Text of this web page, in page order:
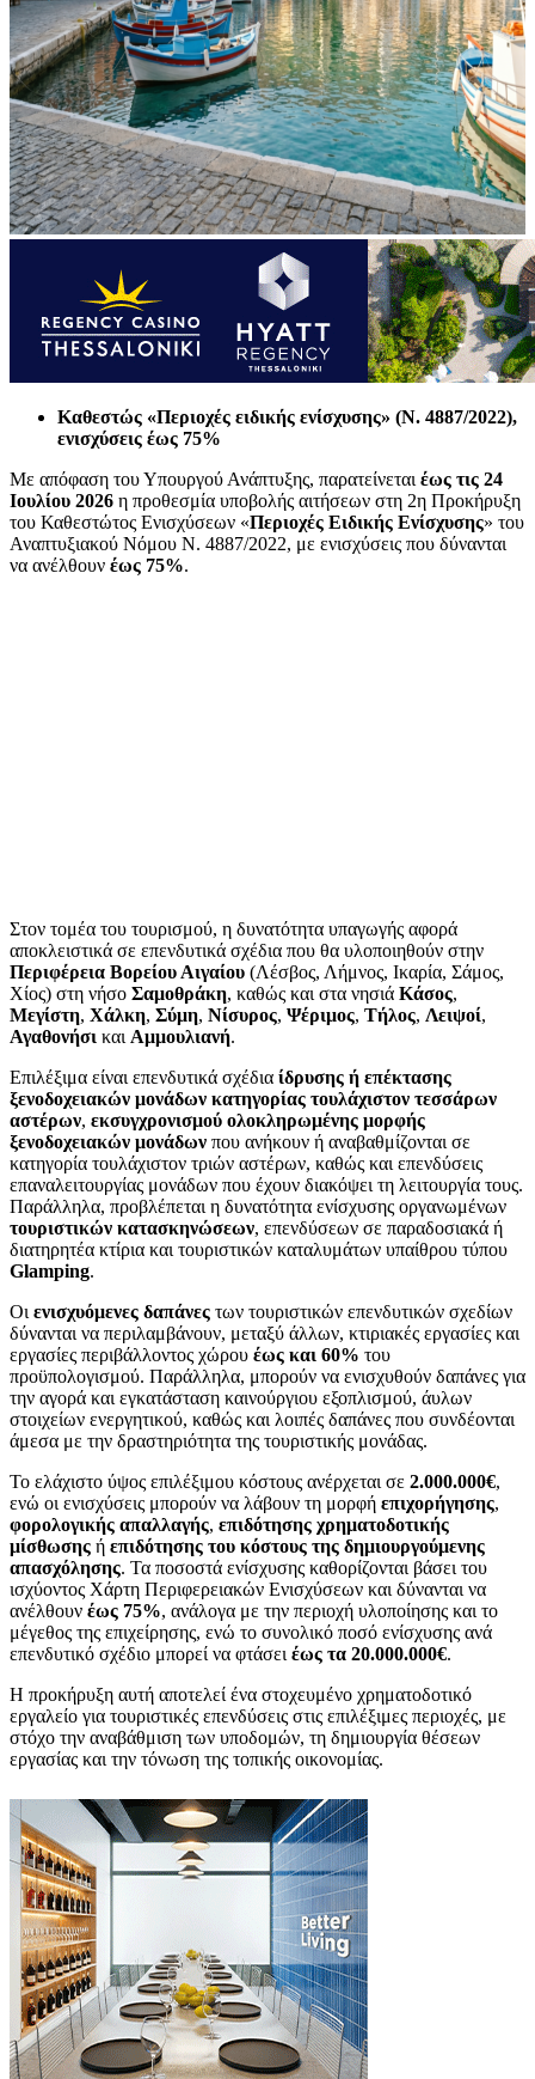
Καθεστώς «Περιοχές ειδικής ενίσχυσης» (Ν. 4887/2022),
ενισχύσεις έως 75%
Με απόφαση του Υπουργού Ανάπτυξης, παρατείνεται έως τις 24
Ιουλίου 2026 η προθεσμία υποβολής αιτήσεων στη 2η Προκήρυξη
του Καθεστώτος Ενισχύσεων «Περιοχές Ειδικής Ενίσχυσης» του
Αναπτυξιακού Νόμου Ν. 4887/2022, με ενισχύσεις που δύνανται
να ανέλθουν έως 75%.
Στον τομέα του τουρισμού, η δυνατότητα υπαγωγής αφορά
αποκλειστικά σε επενδυτικά σχέδια που θα υλοποιηθούν στην
Περιφέρεια Βορείου Αιγαίου (Λέσβος, Λήμνος, Ικαρία, Σάμος,
Χίος) στη νήσο Σαμοθράκη, καθώς και στα νησιά Κάσος,
Μεγίστη, Χάλκη, Σύμη, Νίσυρος, Ψέριμος, Τήλος, Λειψοί,
Αγαθονήσι και Αμμουλιανή.
Επιλέξιμα είναι επενδυτικά σχέδια ίδρυσης ή επέκτασης
ξενοδοχειακών μονάδων κατηγορίας τουλάχιστον τεσσάρων
αστέρων, εκσυγχρονισμού ολοκληρωμένης μορφής
ξενοδοχειακών μονάδων που ανήκουν ή αναβαθμίζονται σε
κατηγορία τουλάχιστον τριών αστέρων, καθώς και επενδύσεις
επαναλειτουργίας μονάδων που έχουν διακόψει τη λειτουργία τους.
Παράλληλα, προβλέπεται η δυνατότητα ενίσχυσης οργανωμένων
τουριστικών κατασκηνώσεων, επενδύσεων σε παραδοσιακά ή
διατηρητέα κτίρια και τουριστικών καταλυμάτων υπαίθρου τύπου
Glamping.
Οι ενισχυόμενες δαπάνες των τουριστικών επενδυτικών σχεδίων
δύνανται να περιλαμβάνουν, μεταξύ άλλων, κτιριακές εργασίες και
εργασίες περιβάλλοντος χώρου έως και 60% του
προϋπολογισμού. Παράλληλα, μπορούν να ενισχυθούν δαπάνες για
την αγορά και εγκατάσταση καινούργιου εξοπλισμού, άυλων
στοιχείων ενεργητικού, καθώς και λοιπές δαπάνες που συνδέονται
άμεσα με την δραστηριότητα της τουριστικής μονάδας.
Το ελάχιστο ύψος επιλέξιμου κόστους ανέρχεται σε 2.000.000€,
ενώ οι ενισχύσεις μπορούν να λάβουν τη μορφή επιχορήγησης,
φορολογικής απαλλαγής, επιδότησης χρηματοδοτικής
μίσθωσης ή επιδότησης του κόστους της δημιουργούμενης
απασχόλησης. Τα ποσοστά ενίσχυσης καθορίζονται βάσει του
ισχύοντος Χάρτη Περιφερειακών Ενισχύσεων και δύνανται να
ανέλθουν έως 75%, ανάλογα με την περιοχή υλοποίησης και το
μέγεθος της επιχείρησης, ενώ το συνολικό ποσό ενίσχυσης ανά
επενδυτικό σχέδιο μπορεί να φτάσει έως τα 20.000.000€.
Η προκήρυξη αυτή αποτελεί ένα στοχευμένο χρηματοδοτικό
εργαλείο για τουριστικές επενδύσεις στις επιλέξιμες περιοχές, με
στόχο την αναβάθμιση των υποδομών, τη δημιουργία θέσεων
εργασίας και την τόνωση της τοπικής οικονομίας.